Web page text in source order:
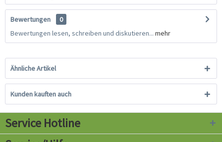
Bewertungen
0
Bewertungen lesen, schreiben und diskutieren... mehr
Ähnliche Artikel
Kunden kauften auch
Service Hotline